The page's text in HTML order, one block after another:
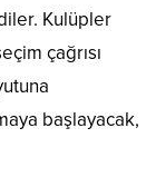
Kulüpler
çağrısı
başlayacak,